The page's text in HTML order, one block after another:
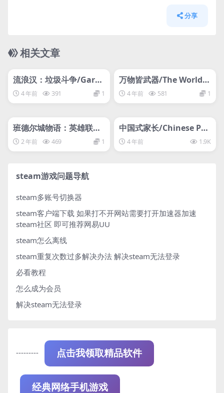
分享
相关文章
svip专属
流浪汉：垃圾斗争/Garba
ge4 年前 391 1
svip专属
万物皆武器/The World is
Your Weapon
4 年前 581 1
svip专属
班德尔城物语：英雄联盟
外传/Bandle Tale: A Lea
gue of Legends Storylx
2 年前 469 1
svip专属
中国式家长/Chinese Par
ents
4 年前 1.9K
steam游戏问题导航
steam多账号切换器
steam客户端下载 如果打不开网站需要打开加速器加速
steam社区 即可推荐网易UU
steam怎么离线
steam重复次数过多解决办法 解决steam无法登录
必看教程
怎么成为会员
解决steam无法登录
--------- 点击我领取精品软件
经典网络手机游戏